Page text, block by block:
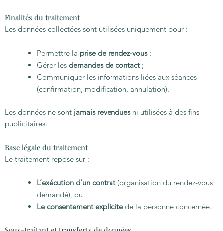
Finalités du traitement
Les données collectées sont utilisées uniquement pour :
Permettre la prise de rendez-vous;
Gérer les demandes de contact;
Communiquer les informations liées aux séances
(confirmation, modification, annulation).
Les données ne sont jamais revenduesni utilisées à des fins
publicitaires.
Base légale du traitement
Le traitement repose sur :
L’exécution d’un contrat(organisation du rendez-vous
demandé), ou
Le consentement explicitede la personne concernée.